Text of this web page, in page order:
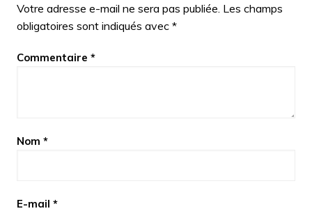
Votre adresse e-mail ne sera pas publiée. Les champs
obligatoires sont indiqués avec *
Commentaire *
Nom *
E-mail *